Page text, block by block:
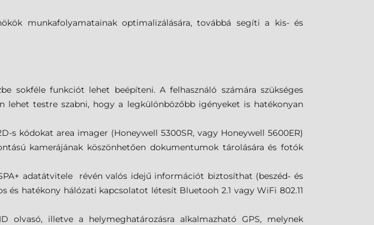
munkafolyamatainak optimalizálására, továbbá segíti a kis- és
sokféle funkciót lehet beépíteni. A felhasználó számára szükséges
testre szabni, hogy a legkülönbözőbb igényeket is hatékonyan
s kódokat area imager (Honeywell 5300SR, vagy Honeywell 5600ER)
kamerájának köszönhetően dokumentumok tárolására és fotók
adatátvitele révén valós idejű információt biztosíthat (beszéd- és
hatékony hálózati kapcsolatot létesít Bluetooh 2.1 vagy WiFi 802.11
olvasó, illetve a helymeghatározásra alkalmazható GPS, melynek